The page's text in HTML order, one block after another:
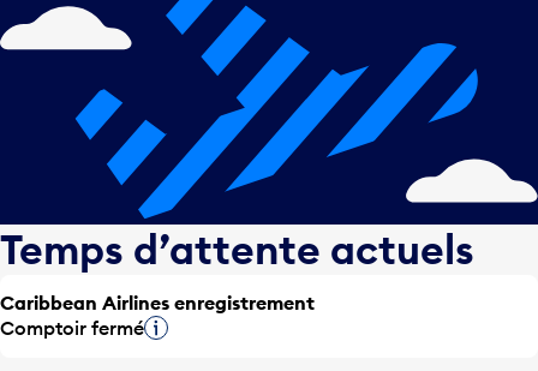
Temps d’attente actuels
Caribbean Airlines enregistrement
Comptoir ferméInfobulle